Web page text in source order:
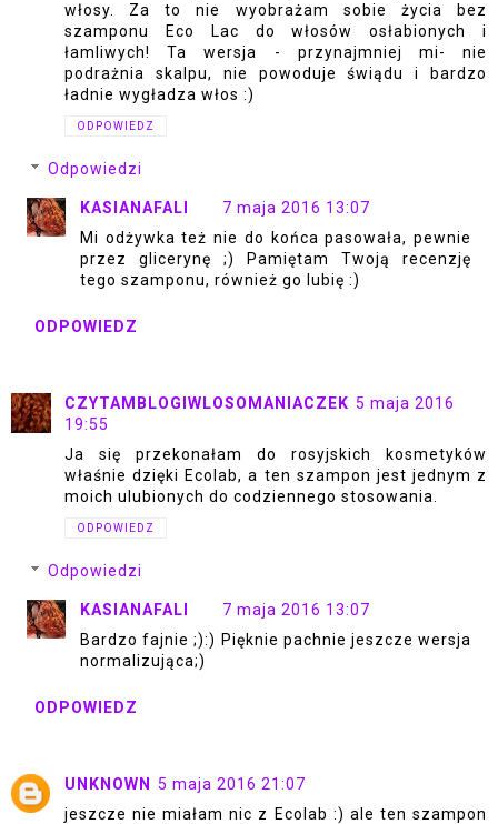
włosy. Za to nie wyobrażam sobie życia bez
szamponu Eco Lac do włosów osłabionych i
łamliwych! Ta wersja - przynajmniej mi- nie
podrażnia skalpu, nie powoduje świądu i bardzo
ładnie wygładza włos :)
ODPOWIEDZ
Odpowiedzi
KASIANAFALI
7 maja 2016 13:07
Mi odżywka też nie do końca pasowała, pewnie
przez glicerynę ;) Pamiętam Twoją recenzję
tego szamponu, również go lubię :)
ODPOWIEDZ
CZYTAMBLOGIWLOSOMANIACZEK 5 maja 2016
19:55
Ja się przekonałam do rosyjskich kosmetyków
właśnie dzięki Ecolab, a ten szampon jest jednym z
moich ulubionych do codziennego stosowania.
ODPOWIEDZ
Odpowiedzi
KASIANAFALI
7 maja 2016 13:07
Bardzo fajnie ;):) Pięknie pachnie jeszcze wersja
normalizująca;)
ODPOWIEDZ
UNKNOWN
5 maja 2016 21:07
jeszcze nie miałam nic z Ecolab :) ale ten szampon